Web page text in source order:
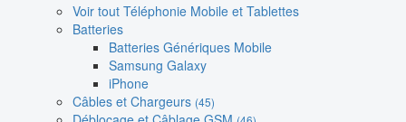
Voir tout Téléphonie Mobile et Tablettes
Batteries
Batteries Génériques Mobile
Samsung Galaxy
iPhone
Câbles et Chargeurs (45)